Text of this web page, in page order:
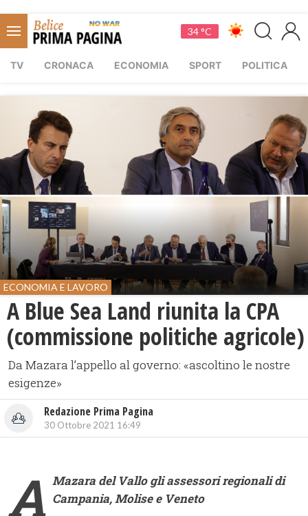
34 °C
TV CRONACA ECONOMIA SPORT POLITICA
ECONOMIA E LAVORO
A Blue Sea Land riunita la CPA
(commissione politiche agricole)
Da Mazara l’appello al governo: «ascoltino le nostre
esigenze»
Redazione Prima Pagina
30 Ottobre 2021 16:49
A Mazara del Vallo gli assessori regionali di
Campania, Molise e Veneto